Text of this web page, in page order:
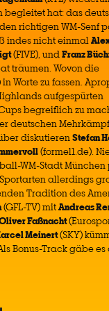
begleitet hat: das
richtigen WM-Senf
indes nicht einmal
(FIVE), undFranz
träumen. Wovon die
in Worte zu fassen.
aufgespürten
begreiflich zu
deutschen
diskutierenStefan
(formel1.de).
WM-Stadt München
allerdings
Tradition des
(GFL-TV) mitAndreas
Faßnacht
Meinert(SKY)
Bonus-Track gäbe